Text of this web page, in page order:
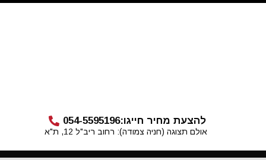
להצעת מחיר חייגו:054-5595196
אולם תצוגה (חניה צמודה): רחוב ריב"ל 12, ת"א